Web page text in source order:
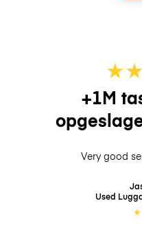
★★
+1M
Very good
Used
★